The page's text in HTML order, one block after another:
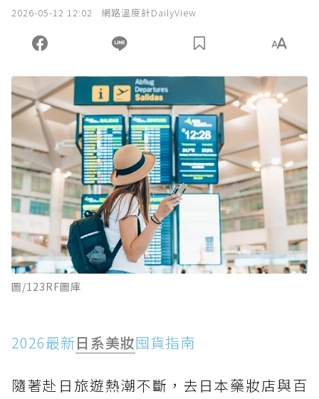
2026-05-12 12:02 網路溫度計DailyView
圖/123RF圖庫
2026最新日系美妝囤貨指南
隨著赴日旅遊熱潮不斷，去日本藥妝店與百